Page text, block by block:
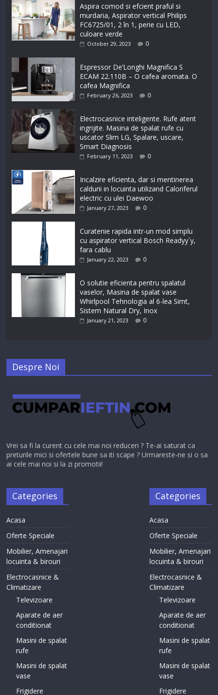
Aspira comod si efcient praful si
murdaria, Aspirator vertical Philips
FC6725/01, 2 în 1, perie cu LED,
culoare verde
October 29, 2023 0
Espressor De’Longhi Magnifica S
ECAM 22.110B – O cafea aromata. O
cafea Magnifica
February 26, 2023 0
Electrocasnice inteligente. Rufe atent
ingrijite. Masina de spalat rufe cu
uscator Slim LG, Spalare, uscare,
Smart Diagnosis
February 11, 2023 0
Incalzire eficienta, dar si mentinerea
caldurii in locuinta utilizand Caloriferul
electric cu ulei Daewoo
January 27, 2023 0
Curatenie rapida intr-un mod simplu
cu aspirator vertical Bosch Readyy`y,
fara cablu
January 22, 2023 0
O solutie eficienta pentru spalatul
vaselor, Masina de spalat vase
Whirlpool Tehnologia al 6-lea Simt,
Sistem Natural Dry, Inox
January 21, 2023 0
Despre Noi
Vrei sa fi la curent cu cele mai noi reduceri ? Te-ai saturat ca
preturile mici si ofertele bune sa iti scape ? Urmareste-ne si o sa
ai cele mai noi si la zi promotii!
Categories
Acasa
Oferte Speciale
Mobilier, Amenajari
locuinta & birouri
Electrocasnice &
Climatizare
Televizoare
Aparate de aer
conditionat
Masini de spalat
rufe
Masini de spalat
vase
Frigidere
Categories
Acasa
Oferte Speciale
Mobilier, Amenajari
locuinta & birouri
Electrocasnice &
Climatizare
Televizoare
Aparate de aer
conditionat
Masini de spalat
rufe
Masini de spalat
vase
Frigidere